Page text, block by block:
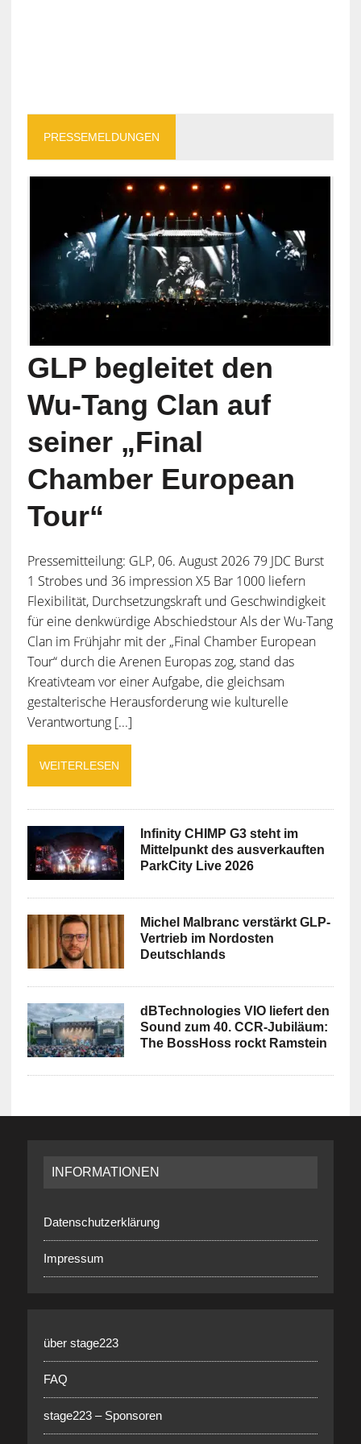
PRESSEMELDUNGEN
GLP begleitet den
Wu-Tang Clan auf
seiner „Final
Chamber European
Tour“
Pressemitteilung: GLP, 06. August 2026 79 JDC Burst
1 Strobes und 36 impression X5 Bar 1000 liefern
Flexibilität, Durchsetzungskraft und Geschwindigkeit
für eine denkwürdige Abschiedstour Als der Wu-Tang
Clan im Frühjahr mit der „Final Chamber European
Tour“ durch die Arenen Europas zog, stand das
Kreativteam vor einer Aufgabe, die gleichsam
gestalterische Herausforderung wie kulturelle
Verantwortung [...]
WEITERLESEN
Infinity CHIMP G3 steht im
Mittelpunkt des ausverkauften
ParkCity Live 2026
Michel Malbranc verstärkt GLP-
Vertrieb im Nordosten
Deutschlands
dBTechnologies VIO liefert den
Sound zum 40. CCR-Jubiläum:
The BossHoss rockt Ramstein
INFORMATIONEN
Datenschutzerklärung
Impressum
über stage223
FAQ
stage223 – Sponsoren